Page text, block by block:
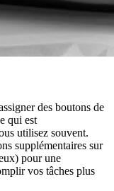
des boutons de
qui est
utilisez souvent.
supplémentaires sur
pour une
vos tâches plus